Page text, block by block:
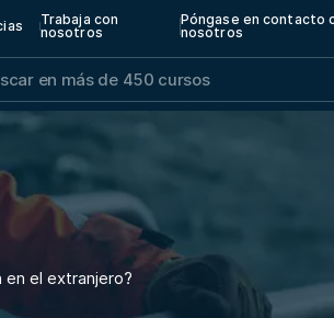
Trabaja con
nosotros
Póngase en contacto
nosotros
en el extranjero?